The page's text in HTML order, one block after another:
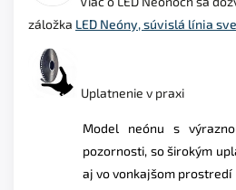
záložka LED Neóny, súvislá línia
Uplatnenie v praxi
Model neónu s
pozornosti, so širokým
aj vo vonkajšom prostredí